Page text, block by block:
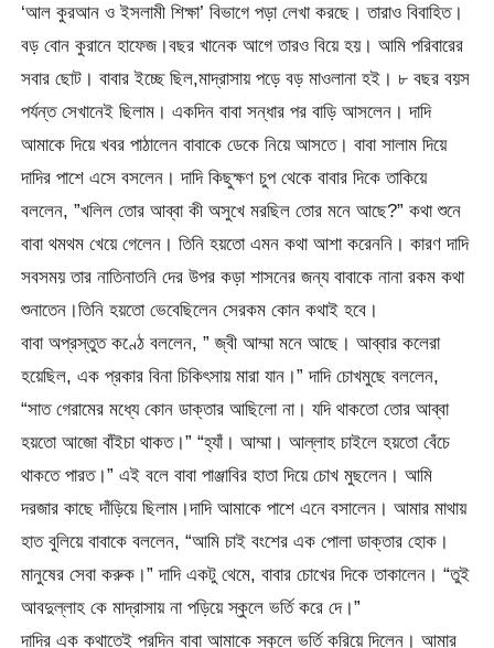
‘আল কুরআন ও ইসলামী শিক্ষা’ বিভাগে পড়া লেখা করছে। তারাও বিবাহিত।
বড় বোন কুরানে হাফেজ।বছর খানেক আগে তারও বিয়ে হয়। আমি পরিবারের
সবার ছোট। বাবার ইচ্ছে ছিল,মাদ্রাসায় পড়ে বড় মাওলানা হই। ৮ বছর বয়স
পর্যন্ত সেখানেই ছিলাম। একদিন বাবা সন্ধার পর বাড়ি আসলেন। দাদি
আমাকে দিয়ে খবর পাঠালেন বাবাকে ডেকে নিয়ে আসতে। বাবা সালাম দিয়ে
দাদির পাশে এসে বসলেন। দাদি কিছুক্ষণ চুপ থেকে বাবার দিকে তাকিয়ে
বললেন, ”খলিল তোর আব্বা কী অসুখে মরছিল তোর মনে আছে?” কথা শুনে
বাবা থমথম খেয়ে গেলেন। তিনি হয়তো এমন কথা আশা করেননি। কারণ দাদি
সবসময় তার নাতিনাতনি দের উপর কড়া শাসনের জন্য বাবাকে নানা রকম কথা
শুনাতেন।তিনি হয়তো ভেবেছিলেন সেরকম কোন কথাই হবে।
বাবা অপ্রস্তুত কণ্ঠে বললেন, ” জ্বী আম্মা মনে আছে। আব্বার কলেরা
হয়েছিল, এক প্রকার বিনা চিকিৎসায় মারা যান।” দাদি চোখমুছে বললেন,
“সাত গেরামের মধ্যে কোন ডাক্তার আছিলো না। যদি থাকতো তোর আব্বা
হয়তো আজো বাঁইচা থাকত।” “হ্যাঁ। আম্মা। আল্লাহ চাইলে হয়তো বেঁচে
থাকতে পারত।” এই বলে বাবা পাঞ্জাবির হাতা দিয়ে চোখ মুছলেন। আমি
দরজার কাছে দাঁড়িয়ে ছিলাম।দাদি আমাকে পাশে এনে বসালেন। আমার মাথায়
হাত বুলিয়ে বাবাকে বললেন, “আমি চাই বংশের এক পোলা ডাক্তার হোক।
মানুষের সেবা করুক।” দাদি একটু থেমে, বাবার চোখের দিকে তাকালেন। “তুই
আবদুল্লাহ কে মাদ্রাসায় না পড়িয়ে স্কুলে ভর্তি করে দে।”
দাদির এক কথাতেই পরদিন বাবা আমাকে স্কুলে ভর্তি করিয়ে দিলেন। আমার